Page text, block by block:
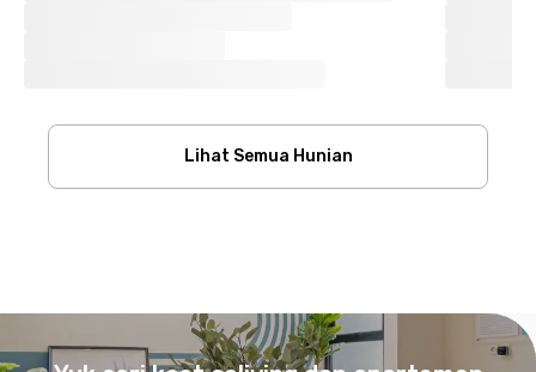
Lihat Semua Hunian